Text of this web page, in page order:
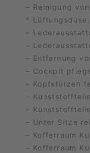
– Reinigung
*
–
–
– Entfernung
– Cockpit
– Kopfstützen
–
–
– Unter Sitze
– Kofferraum
– Kofferraum